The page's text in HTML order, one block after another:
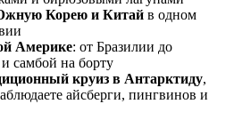
Корею и Китай в одном
Америке: от Бразилии до
самбой на борту
круиз в Антарктиду,
айсберги, пингвинов и